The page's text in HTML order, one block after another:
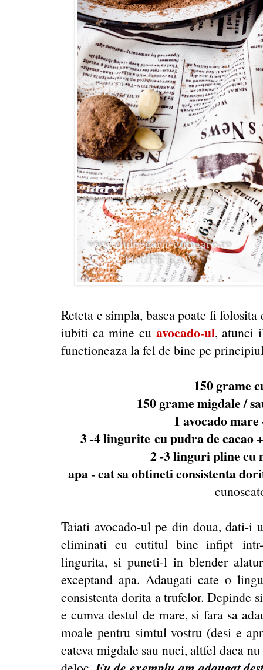
Reteta e simpla, basca poate fi
iubiti ca mine cu avocado-ul, atunci
functioneaza la fel de bine pe
150 grame
150 grame migdale /
1 avocado
3 -4 lingurite cu pudra de cacao
2 -3 linguri pline cu
apa - cat sa obtineti consistenta
Taiati avocado-ul pe din doua, dati-i
eliminati cu cutitul bine infipt
lingurita, si puneti-l in blender
exceptand apa. Adaugati cate o
consistenta dorita a trufelor. Depinde
e cumva destul de mare, si fara sa
moale pentru simtul vostru (desi e
cateva migdale sau nuci, altfel daca